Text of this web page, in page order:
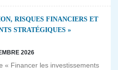
RISQUES FINANCIERS ET
STRATÉGIQUES »
2026
« Financer les investissements